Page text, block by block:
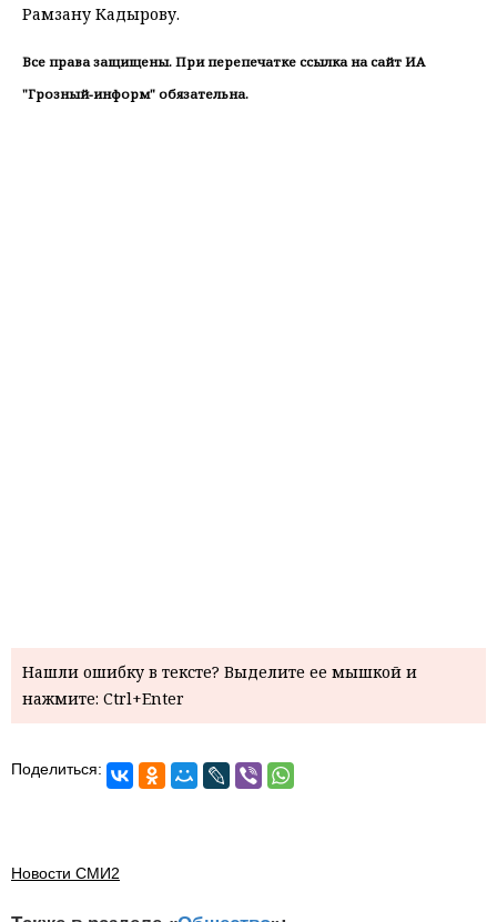
Рамзану Кадырову.
Все права защищены. При перепечатке ссылка на сайт ИА
"Грозный-информ" обязательна.
Нашли ошибку в тексте? Выделите ее мышкой и
нажмите: Ctrl+Enter
Поделиться:
Новости СМИ2